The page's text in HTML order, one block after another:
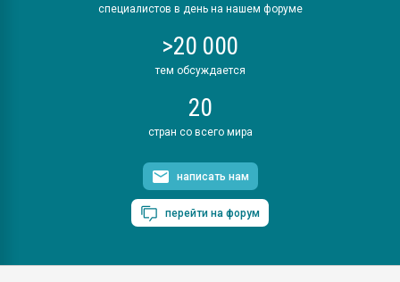
специалистов в день на нашем форуме
>20 000
тем обсуждается
20
стран со всего мира
написать нам
перейти на форум